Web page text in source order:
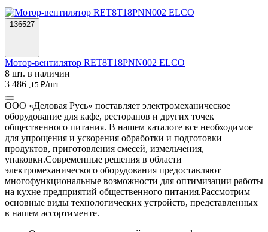
136527
Мотор-вентилятор RET8T18PNN002 ELCO
8 шт. в наличии
3 486 ,15 ₽/шт
ООО «Деловая Русь» поставляет электромеханическое
оборудование для кафе, ресторанов и других точек
общественного питания. В нашем каталоге все необходимое
для упрощения и ускорения обработки и подготовки
продуктов, приготовления смесей, измельчения,
упаковки.Современные решения в области
электромеханического оборудования предоставляют
многофункциональные возможности для оптимизации работы
на кухне предприятий общественного питания.Рассмотрим
основные виды технологических устройств, представленных
в нашем ассортименте.